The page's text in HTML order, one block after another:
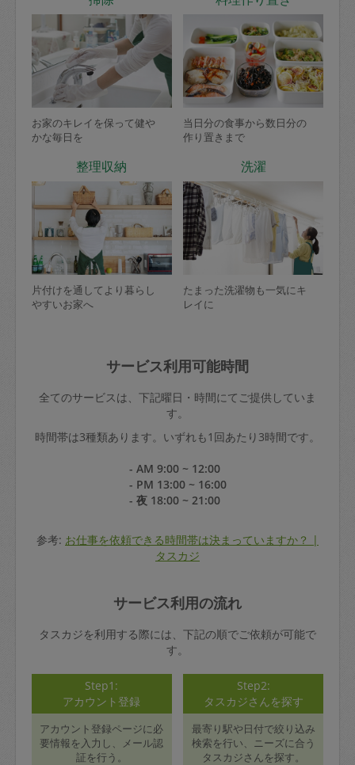
お家のキレイを保って健や
かな毎日を
当日分の食事から数日分の
作り置きまで
整理収納
片付けを通してより暮らし
やすいお家へ
洗濯
たまった洗濯物も一気にキ
レイに
サービス利用可能時間
全てのサービスは、下記曜日・時間にてご提供していま
す。
時間帯は3種類あります。いずれも1回あたり3時間です。
- AM 9:00 ~ 12:00
- PM 13:00 ~ 16:00
- 夜 18:00 ~ 21:00
参考: お仕事を依頼できる時間帯は決まっていますか？ |
タスカジ
サービス利用の流れ
タスカジを利用する際には、下記の順でご依頼が可能で
す。
Step1:
アカウント登録
アカウント登録ページに必
要情報を入力し、メール認
証を行う。
Step2:
タスカジさんを探す
最寄り駅や日付で絞り込み
検索を行い、ニーズに合う
タスカジさんを探す。